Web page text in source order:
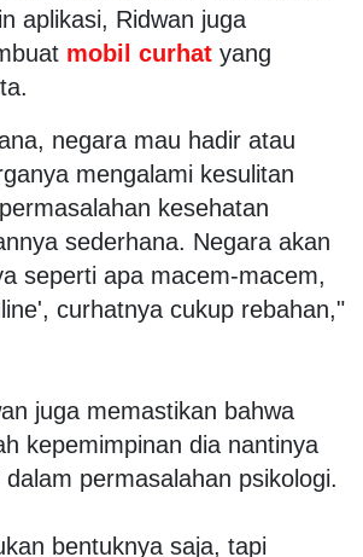
aplikasi, Ridwan juga
mobil curhat yang
negara mau hadir atau
mengalami kesulitan
kesehatan
sederhana. Negara akan
seperti apa macem-macem,
curhatnya cukup rebahan,"
juga memastikan bahwa
kepemimpinan dia nantinya
permasalahan psikologi.
bentuknya saja, tapi